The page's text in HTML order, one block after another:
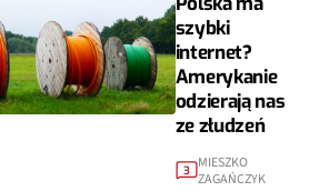
szybki
internet?
Amerykanie
odzierają nas
ze złudzeń
3 MIESZKO
ZAGAŃCZYK